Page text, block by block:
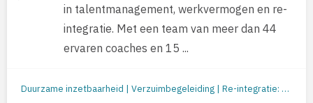
in talentmanagement, werkvermogen en re-
integratie. Met een team van meer dan 44
ervaren coaches en 15 ...
Duurzame inzetbaarheid | Verzuimbegeleiding | Re-integratie: begeleiding naar werk | Jobcoaching | Re-integratie tweede spoor | Outplacement | Loopbaanbegeleiding | Loopbaanontwikkeling | Mobiliteit